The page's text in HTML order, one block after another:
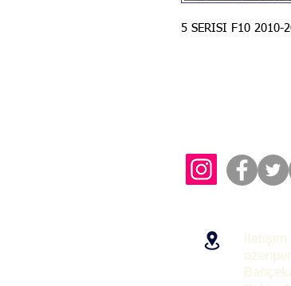
5 SERISI F10 2010-
İletişim